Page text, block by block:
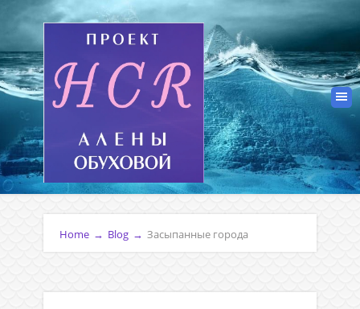
Home → Blog → Засыпанные города